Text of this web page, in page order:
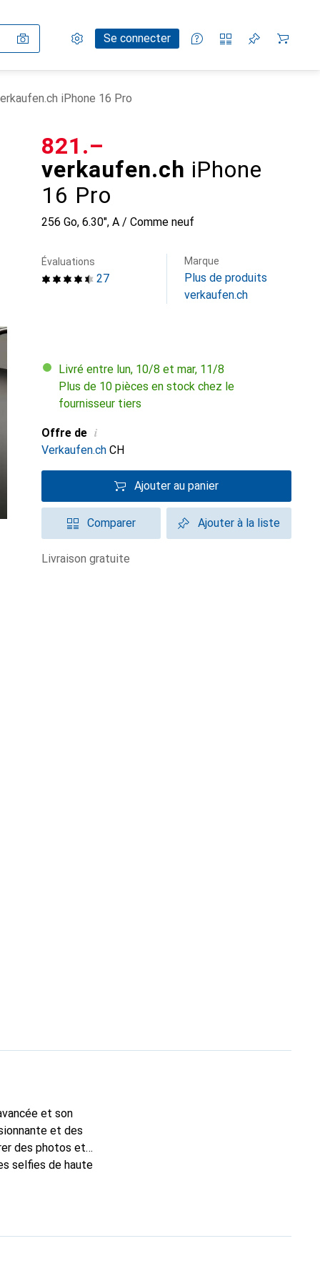
Paramètres
Compte clientSe connecter
Listes de comparaison
Listes d'envies
Panier
iPhone 16 Pro
verkaufen.ch iPhone
16 Pro
256 Go, 6.30", A / Comme neuf
CHF
821.–
27
Évaluations Marque
Plus de produits
verkaufen.ch
Livré entre lun, 10/8 et mar, 11/8
Plus de 10 pièces en stock chez le
fournisseur tiers
Offre de i
Verkaufen.ch CH
Ajouter au panier
Comparer Ajouter à la liste
livraison gratuite
et son
et des
des photos et
selfies de haute
chargement sans